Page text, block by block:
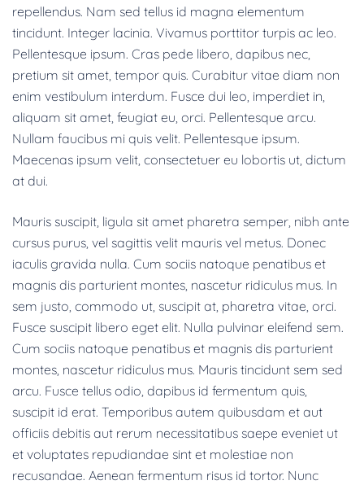
repellendus. Nam sed tellus id magna elementum
tincidunt. Integer lacinia. Vivamus porttitor turpis ac leo.
Pellentesque ipsum. Cras pede libero, dapibus nec,
pretium sit amet, tempor quis. Curabitur vitae diam non
enim vestibulum interdum. Fusce dui leo, imperdiet in,
aliquam sit amet, feugiat eu, orci. Pellentesque arcu.
Nullam faucibus mi quis velit. Pellentesque ipsum.
Maecenas ipsum velit, consectetuer eu lobortis ut, dictum
at dui.
Mauris suscipit, ligula sit amet pharetra semper, nibh ante
cursus purus, vel sagittis velit mauris vel metus. Donec
iaculis gravida nulla. Cum sociis natoque penatibus et
magnis dis parturient montes, nascetur ridiculus mus. In
sem justo, commodo ut, suscipit at, pharetra vitae, orci.
Fusce suscipit libero eget elit. Nulla pulvinar eleifend sem.
Cum sociis natoque penatibus et magnis dis parturient
montes, nascetur ridiculus mus. Mauris tincidunt sem sed
arcu. Fusce tellus odio, dapibus id fermentum quis,
suscipit id erat. Temporibus autem quibusdam et aut
officiis debitis aut rerum necessitatibus saepe eveniet ut
et voluptates repudiandae sint et molestiae non
recusandae. Aenean fermentum risus id tortor. Nunc